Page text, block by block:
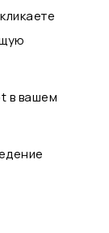
в вашем